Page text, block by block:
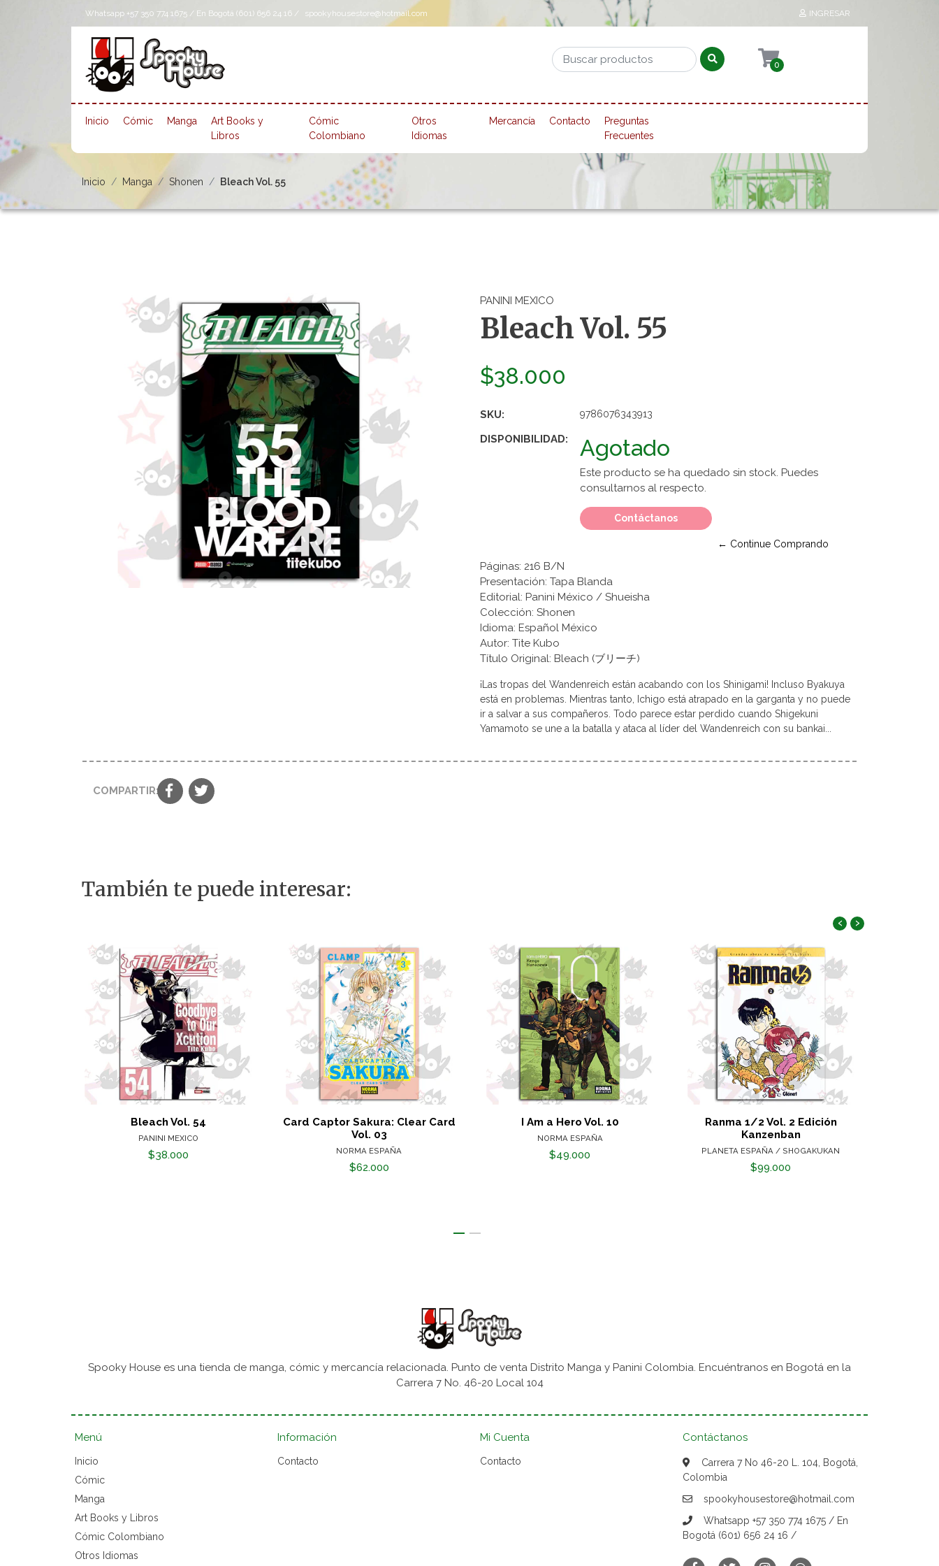
Whatsapp +57 350 774 1675 / En Bogotá (601) 656 24 16 / spookyhousestore@hotmail.com INGRESAR
0
Inicio Cómic Manga
Art Books y
Libros
Cómic
Colombiano
Otros
Idiomas
Mercancía Contacto
Preguntas
Frecuentes
Inicio Manga Shonen Bleach Vol. 55
PANINI MEXICO
Bleach Vol. 55
$38.000
SKU: 9786076343913
DISPONIBILIDAD: Agotado
Este producto se ha quedado sin stock. Puedes
consultarnos al respecto.
Contáctanos
← Continue Comprando
Páginas: 216 B/N
Presentación: Tapa Blanda
Editorial: Panini México / Shueisha
Colección: Shonen
Idioma: Español México
Autor: Tite Kubo
Título Original: Bleach (ブリーチ)
¡Las tropas del Wandenreich están acabando con los Shinigami! Incluso Byakuya
está en problemas. Mientras tanto, Ichigo está atrapado en la garganta y no puede
ir a salvar a sus compañeros. Todo parece estar perdido cuando Shigekuni
Yamamoto se une a la batalla y ataca al líder del Wandenreich con su bankai...
COMPARTIR:
También te puede interesar:
Bleach Vol. 54
PANINI MEXICO
$38.000
Card Captor Sakura: Clear Card
Vol. 03
NORMA ESPAÑA
$62.000
I Am a Hero Vol. 10
NORMA ESPAÑA
$49.000
Ranma 1/2 Vol. 2 Edición
Kanzenban
PLANETA ESPAÑA / SHOGAKUKAN
$99.000
‹ ›
Spooky House es una tienda de manga, cómic y mercancía relacionada. Punto de venta Distrito Manga y Panini Colombia. Encuéntranos en Bogotá en la
Carrera 7 No. 46-20 Local 104
Menú
Inicio
Cómic
Manga
Art Books y Libros
Cómic Colombiano
Otros Idiomas
Información
Contacto
Mi Cuenta
Contacto
Contáctanos
Carrera 7 No 46-20 L. 104, Bogotá,
Colombia
spookyhousestore@hotmail.com
Whatsapp +57 350 774 1675 / En
Bogotá (601) 656 24 16 /